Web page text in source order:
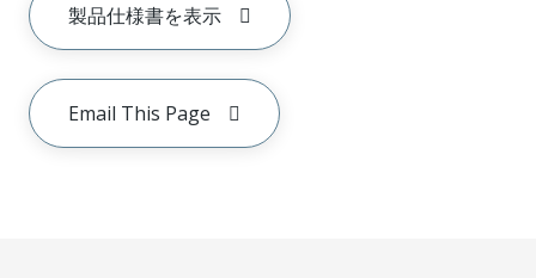
製品仕様書を表示
Email This Page